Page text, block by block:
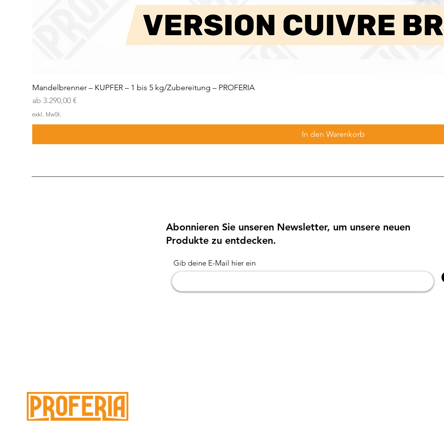
Mandelbrenner – KUPFER – 1 bis 5 kg/Zubereitung – PROFERIA
ab 3.290,00 €
Sale-Preis
exkl. MwSt.
In den Warenkorb
Abonnieren Sie unseren Newsletter, um unsere neuen
Produkte zu entdecken.
Gib deine E-Mail hier ein